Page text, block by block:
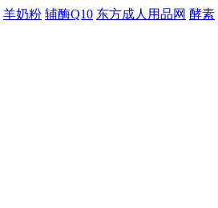
羊奶粉 辅酶Q10 东方成人用品网 酵素